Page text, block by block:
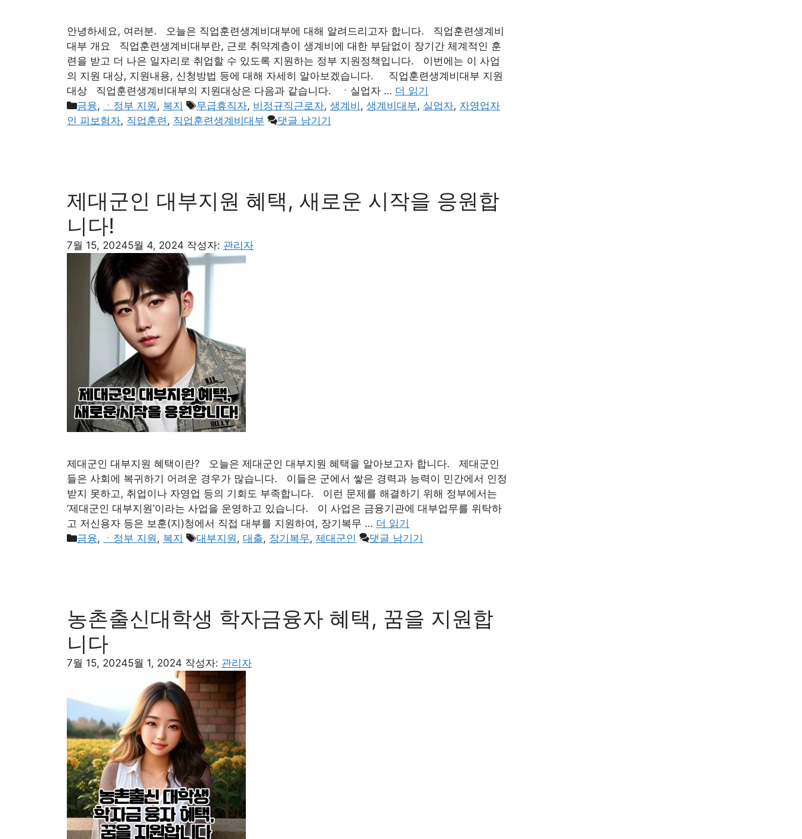
안녕하세요, 여러분. 오늘은 직업훈련생계비대부에 대해 알려드리고자 합니다. 직업훈련생계비
대부 개요 직업훈련생계비대부란, 근로 취약계층이 생계비에 대한 부담없이 장기간 체계적인 훈
련을 받고 더 나은 일자리로 취업할 수 있도록 지원하는 정부 지원정책입니다. 이번에는 이 사업
의 지원 대상, 지원내용, 신청방법 등에 대해 자세히 알아보겠습니다. 직업훈련생계비대부 지원
대상 직업훈련생계비대부의 지원대상은 다음과 같습니다. ㆍ실업자 … 더 읽기
카
테
금융, ㆍ정부 지원, 복지
태
그
무급휴직자, 비정규직근로자, 생계비 , 생계비대부, 실업자, 자영업자
인 피보험자, 직업훈련, 직업훈련생계비대부 댓글 남기기
제대군인 대부지원 혜택, 새로운 시작을 응원합
니다!
7월 15, 20245월 4, 2024 작성자: 관리자
제대군인 대부지원 혜택이란? 오늘은 제대군인 대부지원 혜택을 알아보고자 합니다. 제대군인
들은 사회에 복귀하기 어려운 경우가 많습니다. 이들은 군에서 쌓은 경력과 능력이 민간에서 인정
받지 못하고, 취업이나 자영업 등의 기회도 부족합니다. 이런 문제를 해결하기 위해 정부에서는
‘제대군인 대부지원’이라는 사업을 운영하고 있습니다. 이 사업은 금융기관에 대부업무를 위탁하
고 저신용자 등은 보훈(지)청에서 직접 대부를 지원하여, 장기복무 … 더 읽기
카
금융, ㆍ정부 지원, 복지
태
대부지원, 대출, 장기복무, 제대군인 댓글 남기기
농촌출신대학생 학자금융자 혜택, 꿈을 지원합
니다
7월 15, 20245월 1, 2024 작성자: 관리자